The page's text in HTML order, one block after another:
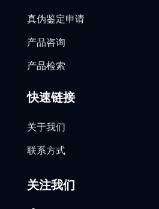
真伪鉴定申请
产品咨询
产品检索
快速链接
关于我们
联系方式
关注我们